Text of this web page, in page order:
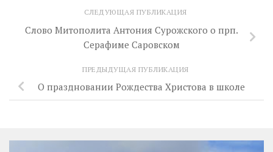
СЛЕДУЮЩАЯ ПУБЛИКАЦИЯ
Слово Митополита Антония Сурожского о прп.
Серафиме Саровском
ПРЕДЫДУЩАЯ ПУБЛИКАЦИЯ
О праздновании Рождества Христова в школе